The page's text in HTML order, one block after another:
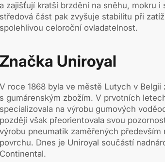
a zajišťují kratší brzdění na sněhu, mokru i
středová část pak zvyšuje stabilitu při
spolehlivou celoroční ovladatelnost.
Značka Uniroyal
V roce 1868 byla ve městě Lutych v Belgii
s gumárenským zbožím. V prvotních
specializovala na výrobu gumových
později však přeorientovala svou
výrobu pneumatik zaměřených především
povrchu. Dnes je Uniroyal součástí
Continental.